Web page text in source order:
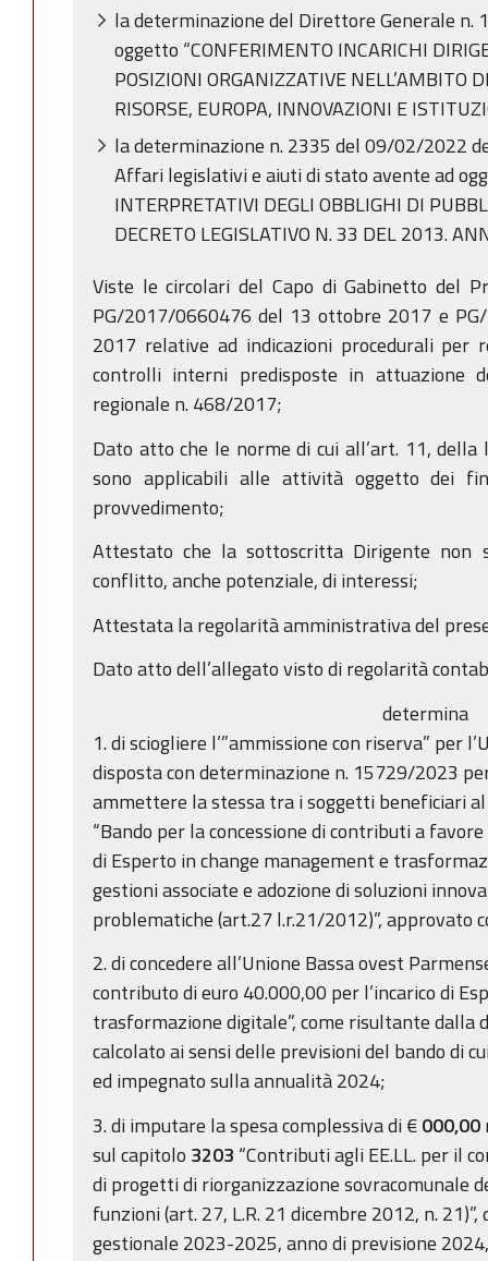
la determinazione del Direttore Generale
oggetto “CONFERIMENTO INCARICHI
POSIZIONI ORGANIZZATIVE NELL’AMBITO
RISORSE, EUROPA, INNOVAZIONI E
la determinazione n. 2335 del 09/02/2022
Affari legislativi e aiuti di stato avente ad
INTERPRETATIVI DEGLI OBBLIGHI DI
DECRETO LEGISLATIVO N. 33 DEL 2013.
Viste le circolari del Capo di Gabinetto del
PG/2017/0660476 del 13 ottobre 2017 e
2017 relative ad indicazioni procedurali per
controlli interni predisposte in attuazione
regionale n. 468/2017;
Dato atto che le norme di cui all’art. 11,
sono applicabili alle attività oggetto dei
provvedimento;
Attestato che la sottoscritta Dirigente non
conflitto, anche potenziale, di interessi;
Attestata la regolarità amministrativa del
Dato atto dell’allegato visto di regolarità
determina
1. di sciogliere l’”ammissione con riserva” per
disposta con determinazione n. 15729/2023
ammettere la stessa tra i soggetti beneficiari
“Bando per la concessione di contributi a
di Esperto in change management e
gestioni associate e adozione di soluzioni
problematiche (art.27 l.r.21/2012)”, approvato
2. di concedere all’Unione Bassa ovest
contributo di euro 40.000,00 per l’incarico di
trasformazione digitale”, come risultante dalla
calcolato ai sensi delle previsioni del bando di
ed impegnato sulla annualità 2024;
3. di imputare la spesa complessiva di €000,00
sul capitolo 3203 “Contributi agli EE.LL. per il
di progetti di riorganizzazione sovracomunale
funzioni (art. 27, L.R. 21 dicembre 2012, n.
gestionale 2023-2025, anno di previsione